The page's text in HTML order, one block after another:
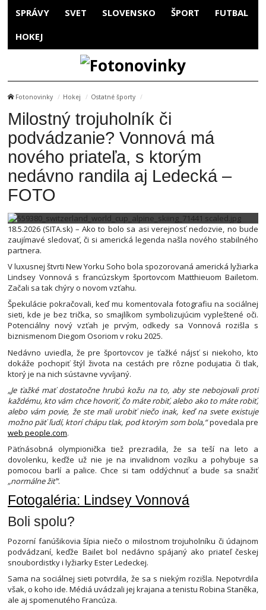
SPRÁVY SVET SLOVENSKO ŠPORT FUTBAL
HOKEJ
Fotonovinky Hokej Ostatné športy
Milostný trojuholník či
podvádzanie? Vonnová má
nového priateľa, s ktorým
nedávno randila aj Ledecká –
FOTO
18.5.2026 (SITA.sk) – Ako to bolo sa asi verejnosť nedozvie, no bude
zaujímavé sledovať, či si americká legenda našla nového stabilného
partnera.
V luxusnej štvrti New Yorku Soho bola spozorovaná americká lyžiarka
Lindsey Vonnová s francúzskym športovcom Matthieuom Bailetom.
Začali sa tak chýry o novom vzťahu.
Špekulácie pokračovali, keď mu komentovala fotografiu na sociálnej
sieti, kde je bez trička, so smajlíkom symbolizujúcim vypleštené oči.
Potenciálny nový vzťah je prvým, odkedy sa Vonnová rozišla s
biznismenom Diegom Osoriom v roku 2025.
Nedávno uviedla, že pre športovcov je ťažké nájsť si niekoho, kto
dokáže pochopiť štýl života na cestách pre rôzne podujatia či tlak,
ktorý je na nich sústavne vyvíjaný.
„Je ťažké mať dostatočne hrubú kožu na to, aby ste nebojovali proti
každému, kto vám chce hovoriť, čo máte robiť, alebo ako to máte robiť,
alebo vám povie, že ste mali urobiť niečo inak, keď na svete existuje
možno päť ľudí, ktorí chápu tlak, pod ktorým som bola,“povedala pre
web people.com.
Päťnásobná olympionička tiež prezradila, že sa teší na leto a
dovolenku, keďže už nie je na invalidnom vozíku a pohybuje sa
pomocou barlí a palice. Chce si tam oddýchnuť a bude sa snažiť
„normálne žiť“.
Fotogaléria: Lindsey Vonnová
Boli spolu?
Pozorní fanúšikovia šípia niečo o milostnom trojuholníku či údajnom
podvádzaní, keďže Bailet bol nedávno spájaný ako priateľ českej
snoubordistky i lyžiarky Ester Ledeckej.
Sama na sociálnej sieti potvrdila, že sa s niekým rozišla. Nepotvrdila
však, o koho ide. Médiá uvádzali jej krajana a tenistu Robina Staněka,
ale aj spomenutého Francúza.